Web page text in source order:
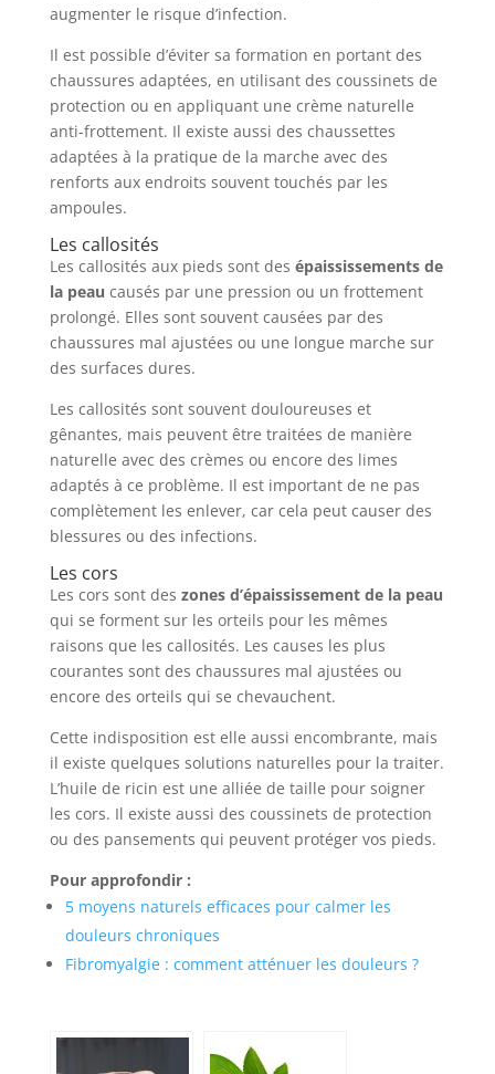
augmenter le risque d’infection.
Il est possible d’éviter sa formation en portant des
chaussures adaptées, en utilisant des coussinets de
protection ou en appliquant une crème naturelle
anti-frottement. Il existe aussi des chaussettes
adaptées à la pratique de la marche avec des
renforts aux endroits souvent touchés par les
ampoules.
Les callosités
Les callosités aux pieds sont des épaississements de
la peau causés par une pression ou un frottement
prolongé. Elles sont souvent causées par des
chaussures mal ajustées ou une longue marche sur
des surfaces dures.
Les callosités sont souvent douloureuses et
gênantes, mais peuvent être traitées de manière
naturelle avec des crèmes ou encore des limes
adaptés à ce problème. Il est important de ne pas
complètement les enlever, car cela peut causer des
blessures ou des infections.
Les cors
Les cors sont des zones d’épaississement de la peau
qui se forment sur les orteils pour les mêmes
raisons que les callosités. Les causes les plus
courantes sont des chaussures mal ajustées ou
encore des orteils qui se chevauchent.
Cette indisposition est elle aussi encombrante, mais
il existe quelques solutions naturelles pour la traiter.
L’huile de ricin est une alliée de taille pour soigner
les cors. Il existe aussi des coussinets de protection
ou des pansements qui peuvent protéger vos pieds.
Pour approfondir :
5 moyens naturels efficaces pour calmer les
douleurs chroniques
Fibromyalgie : comment atténuer les douleurs ?